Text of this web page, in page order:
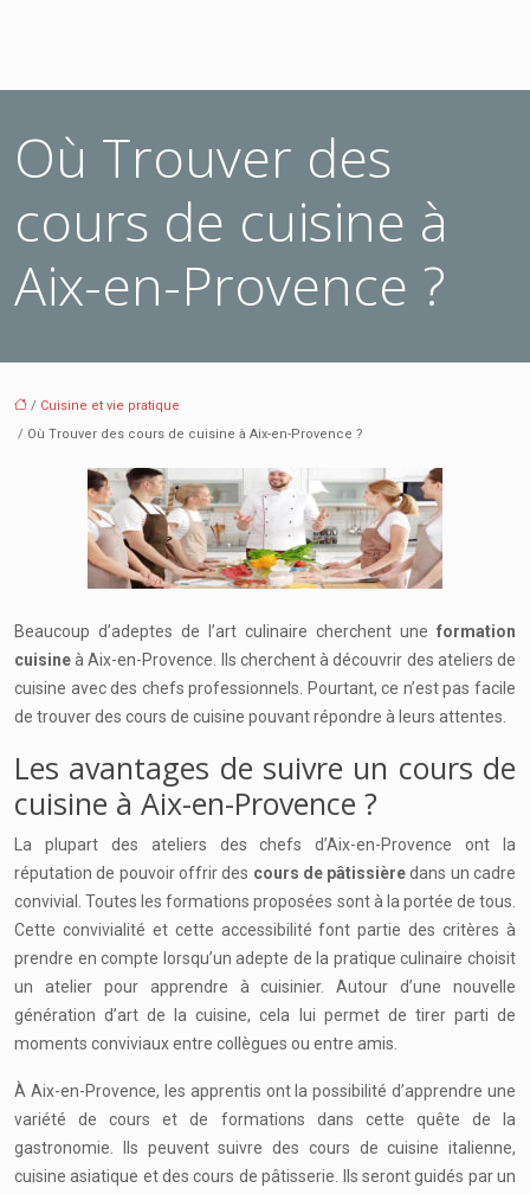
Où Trouver des
cours de cuisine à
Aix-en-Provence ?
/ Cuisine et vie pratique
/ Où Trouver des cours de cuisine à Aix-en-Provence ?
Beaucoup d’adeptes de l’art culinaire cherchent une formation
cuisineà Aix-en-Provence. Ils cherchent à découvrir des ateliers de
cuisine avec des chefs professionnels. Pourtant, ce n’est pas facile
de trouver des cours de cuisine pouvant répondre à leurs attentes.
Les avantages de suivre un cours de
cuisine à Aix-en-Provence ?
La plupart des ateliers des chefs d’Aix-en-Provence ont la
réputation de pouvoir offrir des cours de pâtissièredans un cadre
convivial. Toutes les formations proposées sont à la portée de tous.
Cette convivialité et cette accessibilité font partie des critères à
prendre en compte lorsqu’un adepte de la pratique culinaire choisit
un atelier pour apprendre à cuisinier. Autour d’une nouvelle
génération d’art de la cuisine, cela lui permet de tirer parti de
moments conviviaux entre collègues ou entre amis.
À Aix-en-Provence, les apprentis ont la possibilité d’apprendre une
variété de cours et de formations dans cette quête de la
gastronomie. Ils peuvent suivre des cours de cuisine italienne,
cuisine asiatique et des cours de pâtisserie. Ils seront guidés par un